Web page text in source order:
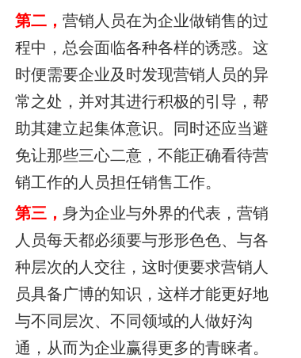
第二，营销人员在为企业做销售的过
程中，总会面临各种各样的诱惑。这
时便需要企业及时发现营销人员的异
常之处，并对其进行积极的引导，帮
助其建立起集体意识。同时还应当避
免让那些三心二意，不能正确看待营
销工作的人员担任销售工作。
第三，身为企业与外界的代表，营销
人员每天都必须要与形形色色、与各
种层次的人交往，这时便要求营销人
员具备广博的知识，这样才能更好地
与不同层次、不同领域的人做好沟
通，从而为企业赢得更多的青睐者。